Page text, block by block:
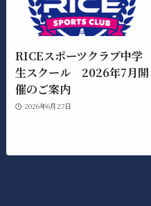
RICEスポーツクラブ中学
生スクール 2026年7月開
催のご案内
2026年6月27日